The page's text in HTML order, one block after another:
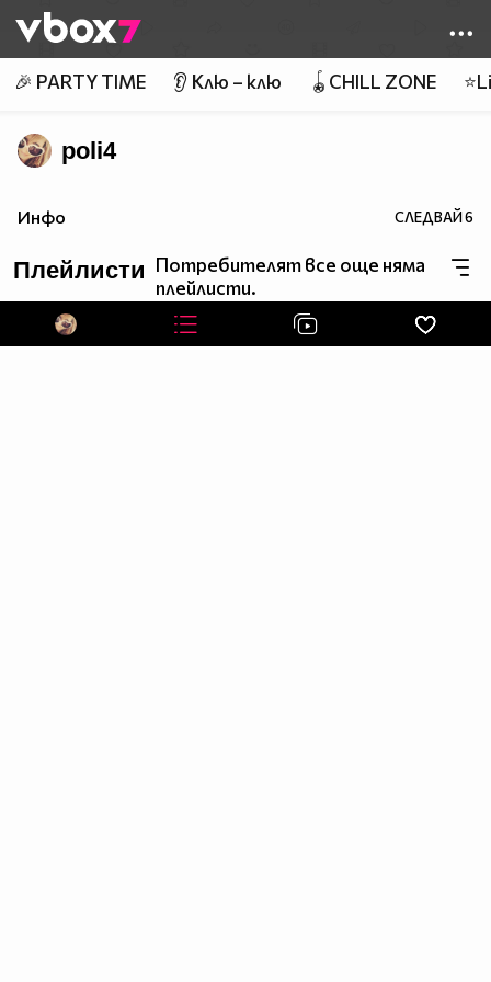
👾
🎉 PARTY TIME 👂 Клю – клю 🪀CHILL ZONE
poli4
Инфо СЛЕДВАЙ6
Плейлисти Потребителят все още няма
плейлисти.